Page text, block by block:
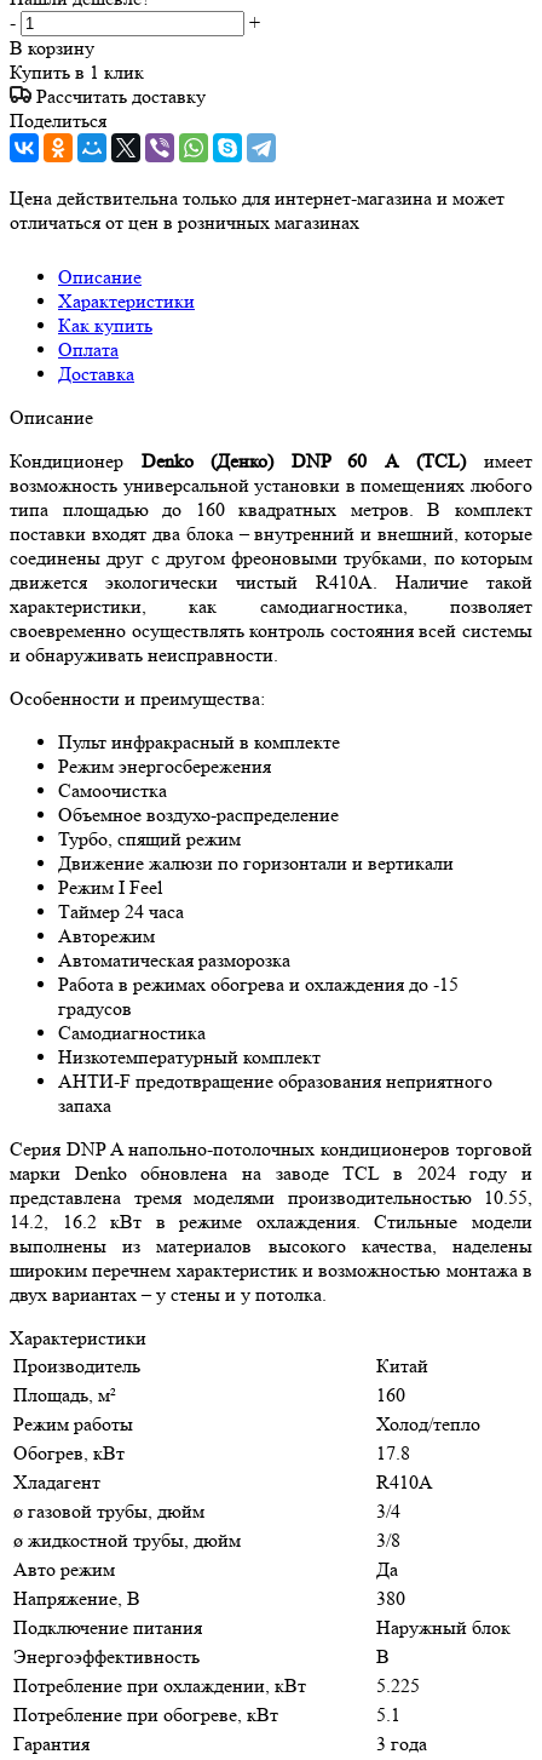
-
+
В корзину
Купить в 1 клик
Рассчитать доставку
Поделиться
Цена действительна только для интернет-магазина и может
отличаться от цен в розничных магазинах
Описание
Характеристики
Как купить
Оплата
Доставка
Описание
Кондиционер Denko (Денко) DNP 60 А (TCL)имеет
возможность универсальной установки в помещениях любого
типа площадью до 160 квадратных метров. В комплект
поставки входят два блока – внутренний и внешний, которые
соединены друг с другом фреоновыми трубками, по которым
движется экологически чистый R410A. Наличие такой
характеристики, как самодиагностика, позволяет
своевременно осуществлять контроль состояния всей системы
и обнаруживать неисправности.
Особенности и преимущества:
Пульт инфракрасный в комплекте
Режим энергосбережения
Самоочистка
Объемное воздухо-распределение
Турбо, спящий режим
Движение жалюзи по горизонтали и вертикали
Режим I Feel
Таймер 24 часа
Авторежим
Автоматическая разморозка
Работа в режимах обогрева и охлаждения до -15
градусов
Самодиагностика
Низкотемпературный комплект
АНТИ-F предотвращение образования неприятного
запаха
Серия DNP A напольно-потолочных кондиционеров торговой
марки Denko обновлена на заводе TCL в 2024 году и
представлена тремя моделями производительностью 10.55,
14.2, 16.2 кВт в режиме охлаждения. Стильные модели
выполнены из материалов высокого качества, наделены
широким перечнем характеристик и возможностью монтажа в
двух вариантах – у стены и у потолка.
Характеристики
Производитель
Китай
Площадь, м²
160
Режим работы
Холод/тепло
Обогрев, кВт
17.8
Хладагент
R410A
ø газовой трубы, дюйм
3/4
ø жидкостной трубы, дюйм
3/8
Авто режим
Да
Напряжение, В
380
Подключение питания
Наружный блок
Энергоэффективность
B
Потребление при охлаждении, кВт
5.225
Потребление при обогреве, кВт
5.1
Гарантия
3 года